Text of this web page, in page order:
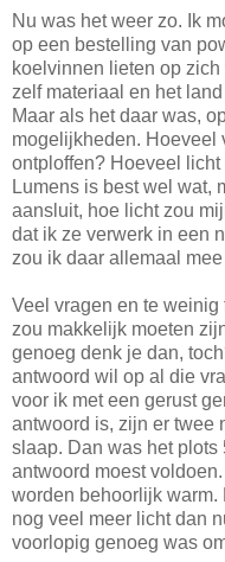
Nu was het weer zo. Ik
op een bestelling van
koelvinnen lieten op
zelf materiaal en het
Maar als het daar was,
mogelijkheden. Hoeveel
ontploffen? Hoeveel
Lumens is best wel wat,
aansluit, hoe licht zou
dat ik ze verwerk in een
zou ik daar allemaal
Veel vragen en te
zou makkelijk moeten
genoeg denk je dan,
antwoord wil op al die
voor ik met een gerust
antwoord is, zijn er twee
slaap. Dan was het plots
antwoord moest
worden behoorlijk
nog veel meer licht dan
voorlopig genoeg was